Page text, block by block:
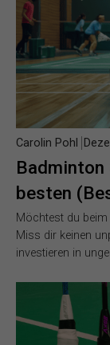
Badminton
besten
Carolin Pohl
Möchtest du
Miss dir keinen
investieren in